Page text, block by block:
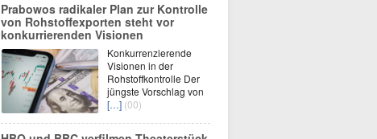
Prabowos radikaler Plan zur Kontrolle
von Rohstoffexporten steht vor
konkurrierenden Visionen
Konkurrenzierende
Visionen in der
Rohstoffkontrolle Der
jüngste Vorschlag von
[…] (00)